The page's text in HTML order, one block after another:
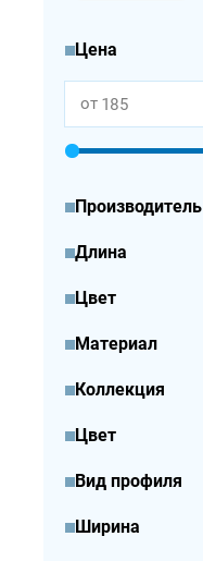
Цена
от
Производитель
Длина
Цвет
Материал
Коллекция
Цвет
Вид профиля
Ширина